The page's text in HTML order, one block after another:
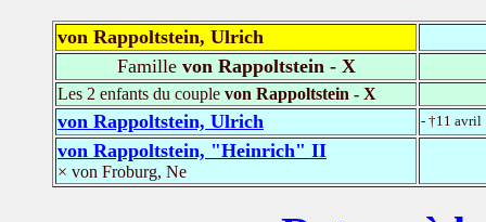
von Rappoltstein, Ulrich
Famillevon Rappoltstein - X
Les 2 enfants du couple von Rappoltstein - X
von Rappoltstein, Ulrich - †11 avril
von Rappoltstein, "Heinrich" II
× von Froburg, Ne